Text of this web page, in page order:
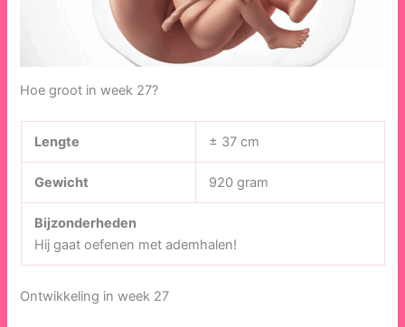
Hoe groot in week 27?
Lengte ± 37 cm
Gewicht 920 gram
Bijzonderheden
Hij gaat oefenen met ademhalen!
Ontwikkeling in week 27